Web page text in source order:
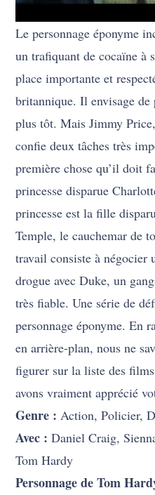
Le personnage éponyme
un trafiquant de cocaïne à
place importante et
britannique. Il envisage de
plus tôt. Mais Jimmy
confie deux tâches très
première chose qu’il doit
princesse disparue
princesse est la fille
Temple, le cauchemar de
travail consiste à négocier
drogue avec Duke, un
très fiable. Une série de
personnage éponyme. En
en arrière-plan, nous ne
figurer sur la liste des
avons vraiment apprécié
Genre : Action, Policier,
Avec : Daniel Craig,
Tom Hardy
Personnage de Tom